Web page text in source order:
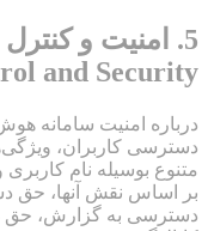
and Security
درباره امنیت سامانه
دسترسی کاربران،
متنوع بوسیله نام
بر اساس نقش آنها، حق
دسترسی به گزارش، حق